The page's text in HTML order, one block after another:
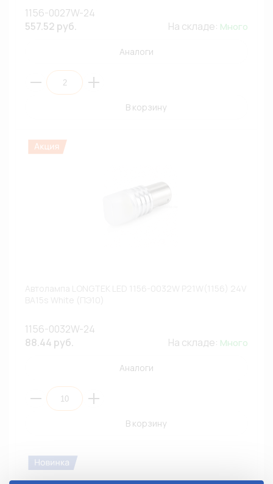
1156-0027W-24
557.52 руб.
На складе: Много
Аналоги
В корзину
1156-0032W-24
88.44 руб.
На складе: Много
Аналоги
В корзину